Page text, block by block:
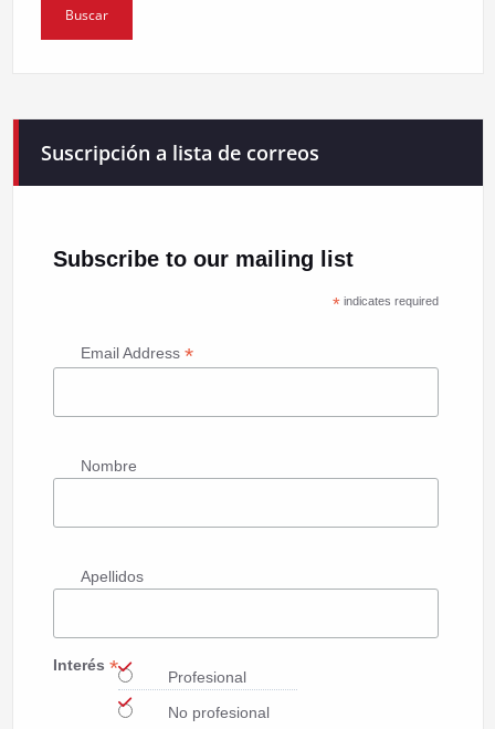
Suscripción a lista de correos
Subscribe to our mailing list
*indicates required
Email Address *
Nombre
Apellidos
Interés *
Profesional
No profesional